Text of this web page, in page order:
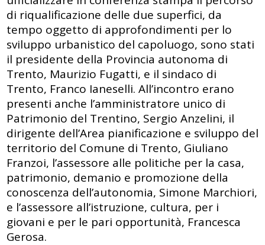
di riqualificazione delle due superfici, da
tempo oggetto di approfondimenti per lo
sviluppo urbanistico del capoluogo, sono stati
il presidente della Provincia autonoma di
Trento, Maurizio Fugatti, e il sindaco di
Trento, Franco Ianeselli. All’incontro erano
presenti anche l’amministratore unico di
Patrimonio del Trentino, Sergio Anzelini, il
dirigente dell’Area pianificazione e sviluppo del
territorio del Comune di Trento, Giuliano
Franzoi, l’assessore alle politiche per la casa,
patrimonio, demanio e promozione della
conoscenza dell’autonomia, Simone Marchiori,
e l’assessore all’istruzione, cultura, per i
giovani e per le pari opportunità, Francesca
Gerosa.